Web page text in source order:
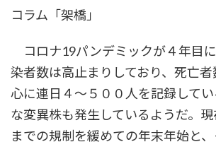
:
コラム「架橋」
コロナ19パンデミックが４年目
染者数は高止まりしており、死亡
心に連日４～５００人を記録して
な変異株も発生しているようだ。
までの規制を緩めての年末年始と